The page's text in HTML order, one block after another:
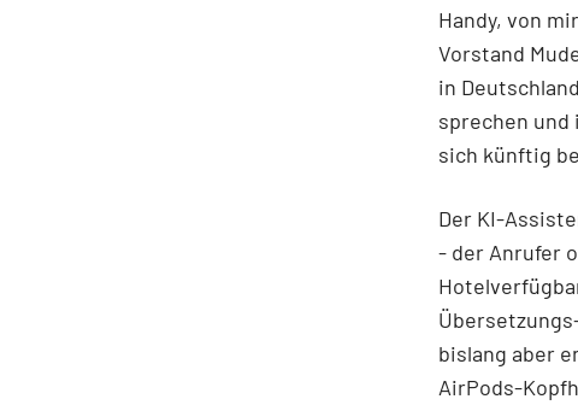
Handy, von
Vorstand
in
sprechen und
sich künftig
Der KI-
- der Anrufer
bislang aber
AirPods-